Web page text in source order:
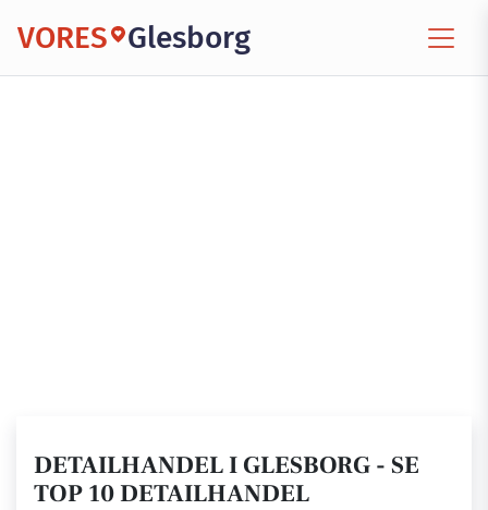
VORES Glesborg
DETAILHANDEL I GLESBORG - SE
TOP 10 DETAILHANDEL